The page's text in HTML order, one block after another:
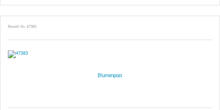
Bestell-Nr. 47383
Blumenpost